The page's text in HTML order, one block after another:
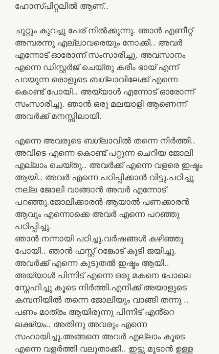
ഹോസ്പിറ്റലിൽ ആണ്..
ചുറ്റും കുറച്ചു പേര് നിൽക്കുന്നു. ഞാൻ എണീറ്റ്
അമ്പരന്നു എല്ലാവരെയും നോക്കി.. അവർ
എന്നോട് ഓരോന്ന് സംസാരിച്ചു. അവസാനം
എന്നെ ഡിസ്റ്റർജ് ചെയ്തു കരീം ഭായ് എന്ന്
പറയുന്ന ഒരാളുടെ ബഗ്ലാവിലേക്ക് എന്നെ
കൊണ്ട് പോയി.. അയ്യാൾ എന്നോട് ഓരോന്ന്
സംസാരിച്ചു. ഞാൻ ഒരു മലയാളി ആണെന്ന്
അവർക്ക് മനസ്സിലായി.
എന്നെ അവരുടെ ബഗ്ലാവിൽ തന്നെ നിർത്തി..
അവിടെ എന്നെ കൊണ്ട് പറ്റുന്ന ചെറിയ ജോലി
എല്ലാം ചെയ്തു.. അവർക്ക് എന്നെ വളരെ ഇഷ്ടം
ആയി.. അവർ എന്നെ പഠിപ്പിക്കാൻ വിട്ടു.പഠിച്ചു
നല്ല ജോലി വാങ്ങാൻ അവർ എന്നോട്
പറഞ്ഞു.ജോലിക്കാരൻ ആയാൽ പണക്കാരൻ
ആവും എന്നൊക്കെ അവർ എന്നെ പറഞ്ഞു
പഠിപ്പിച്ചു.
ഞാൻ നന്നായി പഠിച്ചു.വർഷങ്ങൾ കഴിഞ്ഞു
പോയി.. ഞാൻ ഫസ്റ്റ് റങ്കോട് കൂടി ജയിച്ചു.
അവർക്ക് എന്നെ കൂടുതൽ ഇഷ്ടം ആയി..
അയ്യാൾ പിന്നിട് എന്നെ ഒരു മകനെ പോലെ
സ്നേഹിച്ചു കൂടെ നിർത്തി.എനിക്ക് അയാളുടെ
കമ്പനിയിൽ തന്നെ ജോലിയും വാങ്ങി തന്നു ..
പണം മാത്രം ആയിരുന്നു പിന്നിട് എൻ്റെ
ലക്ഷ്യം.. അതിനു അവരും എന്നെ
സഹായിച്ചു.അങ്ങനെ അവർ എല്ലാം കൂടെ
എന്നെ വളർത്തി വലുതാക്കി.. ഇട്ടു മൂടാൻ ഉള്ള